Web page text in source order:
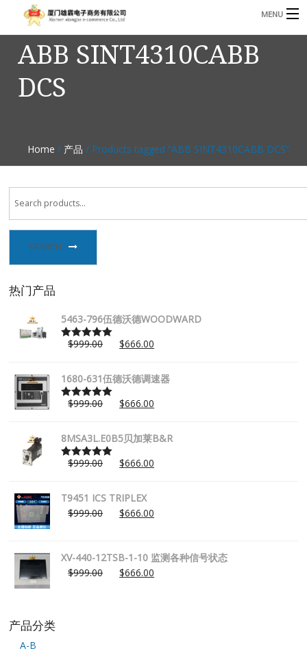
MENU
3221366881@qq.com Phone: +86 17750010683
首页
资讯
联系我们
ABB SINT4310CABB
DCS
Home / 产品 / Products tagged “ABB SINT4310CABB DCS”
SEARCH
热门产品
5463-796伍德沃德WOODWARD
Rated5.00
$999.00 $666.00
1680-631伍德沃德调速器
Rated5.00
$999.00 $666.00
8MSA3L.E0B5贝加莱B&R
Rated5.00
$999.00 $666.00
T9451 ICS TRIPLEX
$999.00 $666.00
XV-440-12TSB-1-10 监测各种信号状态
$999.00 $666.00
产品分类
A-B